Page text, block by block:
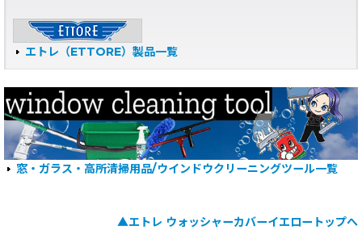
エトレ（ETTORE）製品一覧
窓・ガラス・高所清掃用品/ウインドウクリーニングツール一覧
▲エトレ ウォッシャーカバーイエロートップへ